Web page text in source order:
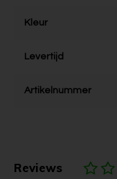
Kleur
Levertijd
Artikelnummer
Reviews